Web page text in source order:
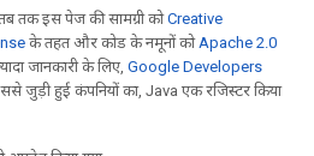
तक इस पेज की सामग्री कोCreative
के तहत और कोड के नमूनों कोApache 2.0
जानकारी के लिए, Google Developers
जुड़ी हुई कंपनियों का, Java एक रजिस्टर किया